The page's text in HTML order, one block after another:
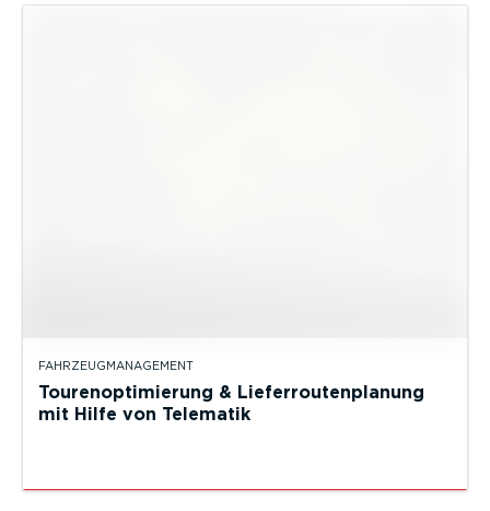
FAHRZEUGMANAGEMENT
Tourenoptimierung & Lieferroutenplanung
mit Hilfe von Telematik